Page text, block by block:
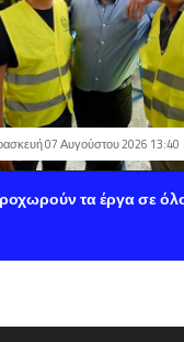
07 Αυγούστου 2026 13:40
τα έργα σε